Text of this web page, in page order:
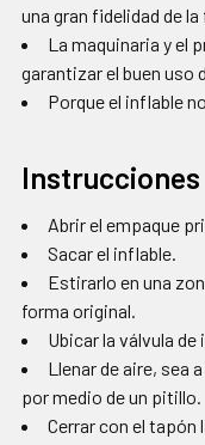
una gran fidelidad de la
La maquinaria y el
garantizar el buen
Porque el inflable
Instrucciones
Abrir el empaque
Sacar el inflable.
Estirarlo en una
forma original.
Ubicar la válvula de
Llenar de aire, sea
por medio de un pitillo.
Cerrar con el tapón